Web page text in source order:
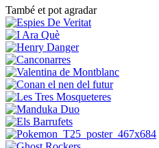
També et pot agradar